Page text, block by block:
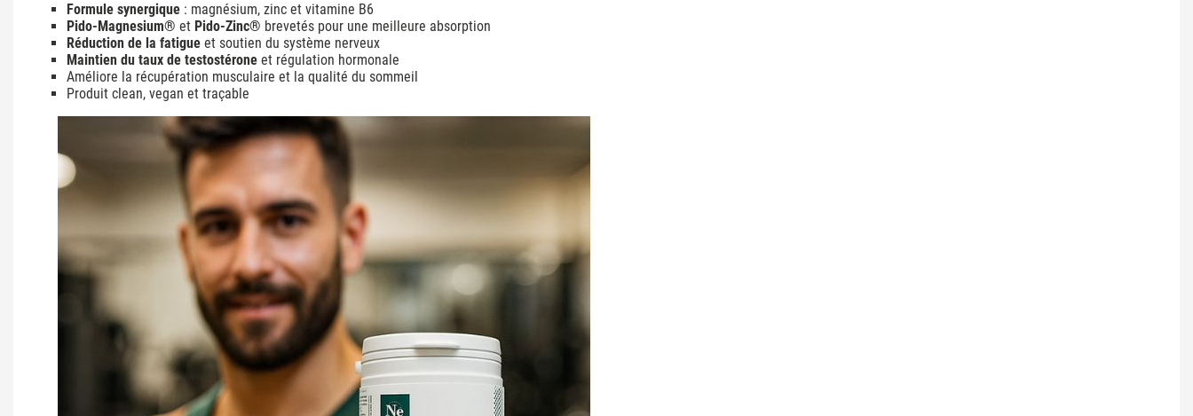
Formule synergique : magnésium, zinc et vitamine B6
Pido-Magnesium® et Pido-Zinc® brevetés pour une meilleure absorption
Réduction de la fatigue et soutien du système nerveux
Maintien du taux de testostérone et régulation hormonale
Améliore la récupération musculaire et la qualité du sommeil
Produit clean, vegan et traçable